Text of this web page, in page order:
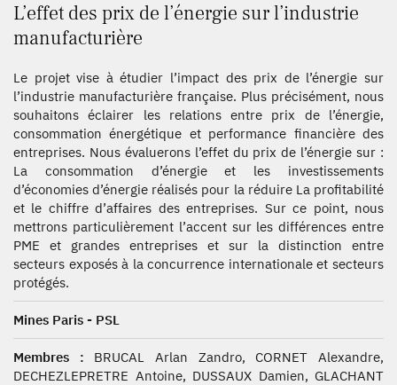
L’effet des prix de l’énergie sur l’industrie
manufacturière
Le projet vise à étudier l’impact des prix de l’énergie sur
l’industrie manufacturière française. Plus précisément, nous
souhaitons éclairer les relations entre prix de l’énergie,
consommation énergétique et performance financière des
entreprises. Nous évaluerons l’effet du prix de l’énergie sur :
La consommation d’énergie et les investissements
d’économies d’énergie réalisés pour la réduire La profitabilité
et le chiffre d’affaires des entreprises. Sur ce point, nous
mettrons particulièrement l’accent sur les différences entre
PME et grandes entreprises et sur la distinction entre
secteurs exposés à la concurrence internationale et secteurs
protégés.
Mines Paris - PSL
Membres : BRUCAL Arlan Zandro, CORNET Alexandre,
DECHEZLEPRETRE Antoine, DUSSAUX Damien, GLACHANT